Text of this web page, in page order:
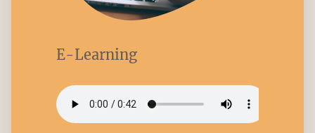
E-Learning